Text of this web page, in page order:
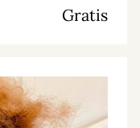
Gratis